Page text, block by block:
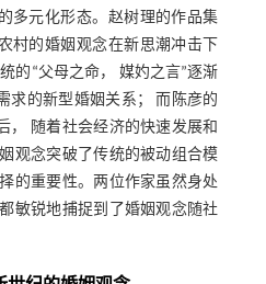
多元化形态。赵树理的作品集
村的婚姻观念在新思潮冲击下
的“父母之命， 媒妁之言”逐渐
求的新型婚姻关系； 而陈彦的
， 随着社会经济的快速发展和
观念突破了传统的被动组合模
的重要性。两位作家虽然身处
敏锐地捕捉到了婚姻观念随社